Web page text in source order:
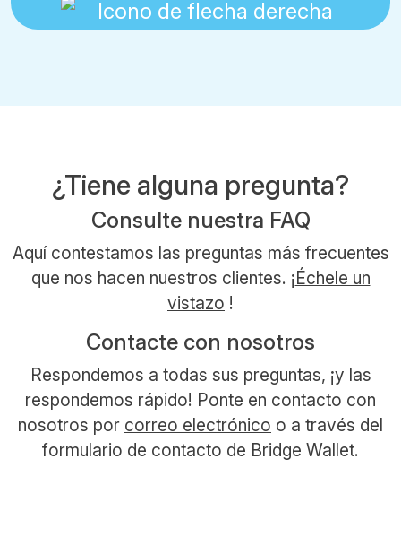
¿Tiene alguna pregunta?
Consulte nuestra FAQ
Aquí contestamos las preguntas más frecuentes
que nos hacen nuestros clientes. ¡Échele un
vistazo !
Contacte con nosotros
Respondemos a todas sus preguntas, ¡y las
respondemos rápido! Ponte en contacto con
nosotros por correo electrónico o a través del
formulario de contacto de Bridge Wallet.